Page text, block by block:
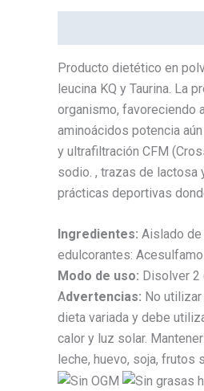
Producto dietético en
leucina KQ y Taurina. La
organismo, favoreciendo
aminoácidos potencia
y ultrafiltración CFM
sodio. , trazas de lactosa
prácticas deportivas
Ingredientes: Aislado de
edulcorantes:
Modo de uso: Disolver 2
Advertencias: No
dieta variada y debe
calor y luz solar.
leche, huevo, soja,